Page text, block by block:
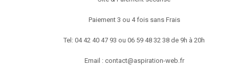
Paiement 3 ou 4 fois sans Frais
Tel: 04 42 40 47 93 ou 06 59 48 32 38 de 9h à 20h
Email : contact@aspiration-web.fr